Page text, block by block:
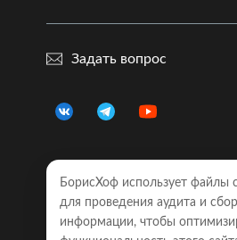
Задать вопрос
Правовая
информация
Обращаем Ваше внимание на то, что
моделях автомобилей, размещенные
БорисХоф использует файлы
для проведения аудита и
информации, чтобы